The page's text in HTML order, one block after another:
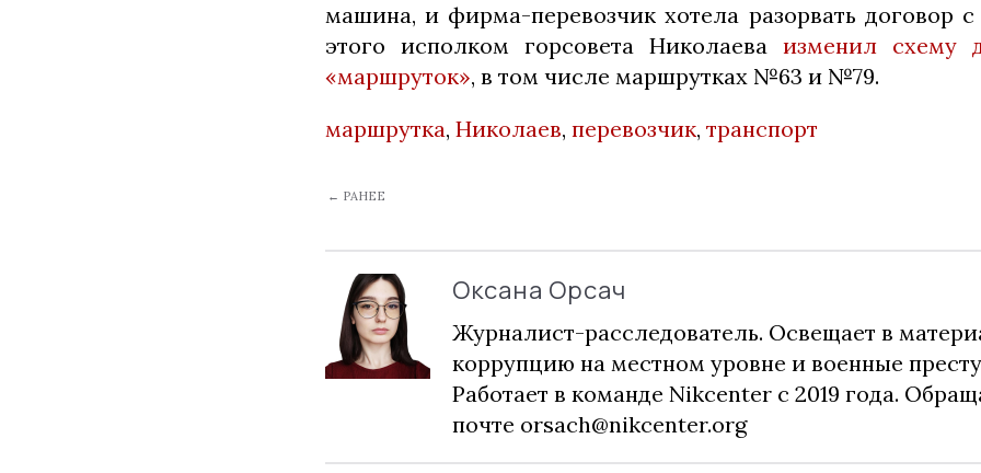
машина, и фирма-перевозчик хотела разорвать договор
этого исполком горсовета Николаева изменил схему
«маршруток», в том числе маршрутках №63 и №79.
маршрутка, Николаев, перевозчик, транспорт
← РАНЕЕ
Оксана Орсач
Журналист-расследователь. Освещает в
коррупцию на местном уровне и военные
Работает в команде Nikcenter с 2019 года.
почте orsach@nikcenter.org